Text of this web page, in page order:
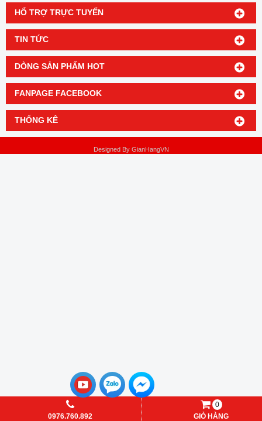
HỔ TRỢ TRỰC TUYẾN
TIN TỨC
DÒNG SẢN PHẨM HOT
FANPAGE FACEBOOK
THỐNG KÊ
Designed By GianHangVN
0976.760.892
0
GIỎ HÀNG